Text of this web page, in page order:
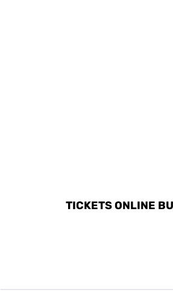
TICKETS ONLINE